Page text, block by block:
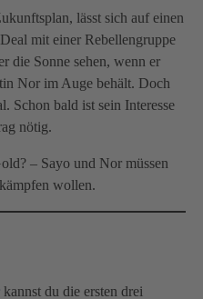
lässt sich auf einen
mit einer Rebellengruppe
die Sonne sehen, wenn er
Nor im Auge behält. Doch
Schon bald ist sein Interesse
nötig.
– Sayo und Nor müssen
wollen.
kannst du die ersten drei